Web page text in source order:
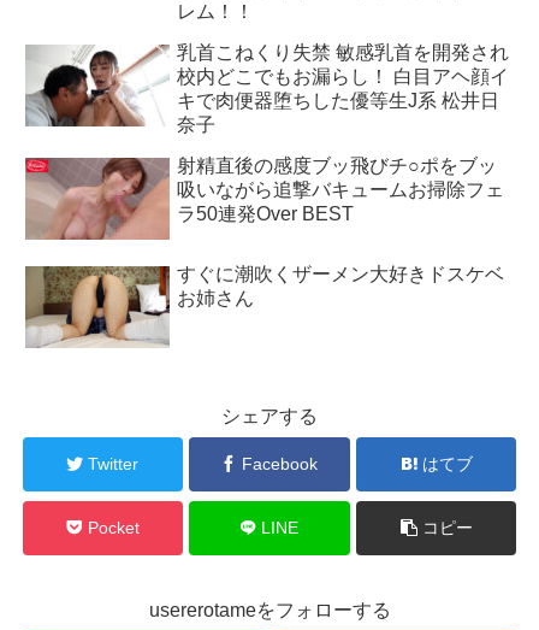
レム！！
乳首こねくり失禁 敏感乳首を開発され
校内どこでもお漏らし！ 白目アヘ顔イ
キで肉便器堕ちした優等生J系 松井日
奈子
射精直後の感度ブッ飛びチ○ポをブッ
吸いながら追撃バキュームお掃除フェ
ラ50連発Over BEST
すぐに潮吹くザーメン大好きドスケベ
お姉さん
シェアする
Twitter Facebook はてブ
Pocket LINE コピー
usererotameをフォローする